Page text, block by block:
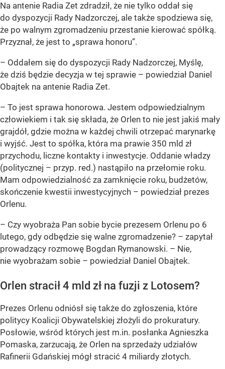
Na antenie Radia Zet zdradził, że nie tylko oddał się
do dyspozycji Rady Nadzorczej, ale także spodziewa się,
że po walnym zgromadzeniu przestanie kierować spółką.
Przyznał, że jest to „sprawa honoru”.
– Oddałem się do dyspozycji Rady Nadzorczej, Myślę,
że dziś będzie decyzja w tej sprawie – powiedział Daniel
Obajtek na antenie Radia Zet.
– To jest sprawa honorowa. Jestem odpowiedzialnym
człowiekiem i tak się składa, że Orlen to nie jest jakiś mały
grajdół, gdzie można w każdej chwili otrzepać marynarkę
i wyjść. Jest to spółka, która ma prawie 350 mld zł
przychodu, liczne kontakty i inwestycje. Oddanie władzy
(politycznej – przyp. red.) nastąpiło na przełomie roku.
Mam odpowiedzialność za zamknięcie roku, budżetów,
skończenie kwestii inwestycyjnych – powiedział prezes
Orlenu.
– Czy wyobraża Pan sobie bycie prezesem Orlenu po 6
lutego, gdy odbędzie się walne zgromadzenie? – zapytał
prowadzący rozmowę Bogdan Rymanowski. – Nie,
nie wyobrażam sobie – powiedział Daniel Obajtek.
Orlen stracił 4 mld zł na fuzji z Lotosem?
Prezes Orlenu odniósł się także do zgłoszenia, które
politycy Koalicji Obywatelskiej złożyli do prokuratury.
Posłowie, wśród których jest m.in. posłanka Agnieszka
Pomaska, zarzucają, że Orlen na sprzedaży udziałów
Rafinerii Gdańskiej mógł stracić 4 miliardy złotych.